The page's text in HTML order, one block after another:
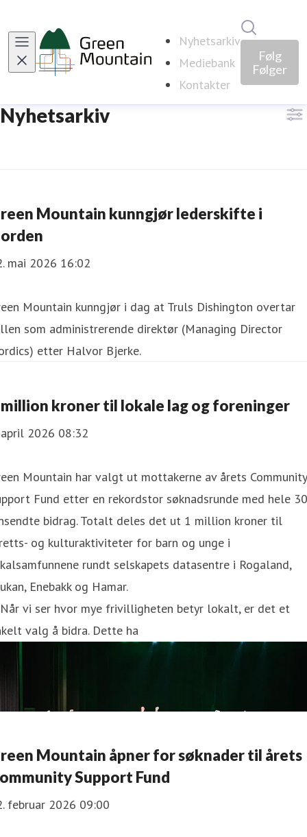
Nyhetsarkiv
Mediebank
Kontakter
Følg
Følger
Nyhetsarkiv
Mountain kunngjør lederskifte i
mai 2026 16:02
Mountain kunngjør i dag at Truls Dishington overtar
som administrerende direktør (Managing Director
etter Halvor Bjerke.
kroner til lokale lag og foreninger
2026 08:32
Mountain har valgt ut mottakerne av årets Community
Fund etter en rekordstor søknadsrunde med hele
bidrag. Totalt deles det ut 1 million kroner til
og kulturaktiviteter for barn og unge i
rundt selskapets datasentre i Rogaland,
Enebakk og Hamar.
vi ser hvor mye frivilligheten betyr lokalt, er det et
valg å bidra. Dette ha
Mountain åpner for søknader til årets
Support Fund
februar 2026 09:00